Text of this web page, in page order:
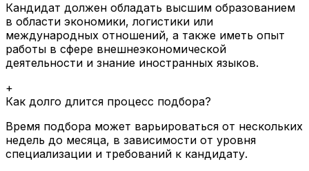
Кандидат должен обладать высшим образованием
в области экономики, логистики или
международных отношений, а также иметь опыт
работы в сфере внешнеэкономической
деятельности и знание иностранных языков.
+
Как долго длится процесс подбора?
Время подбора может варьироваться от нескольких
недель до месяца, в зависимости от уровня
специализации и требований к кандидату.